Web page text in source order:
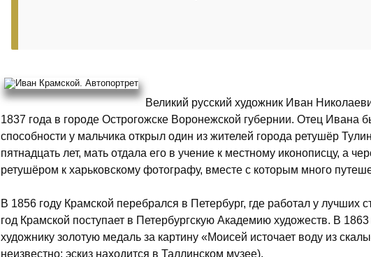
Великий русский художник Иван
1837 года в городе Острогожске Воронежской губернии. Отец Ивана
способности у мальчика открыл один из жителей города ретушёр
пятнадцать лет, мать отдала его в учение к местному иконописцу, а
ретушёром к харьковскому фотографу, вместе с которым много
В 1856 году Крамской перебрался в Петербург, где работал у лучших
год Крамской поступает в Петербургскую Академию художеств. В
художнику золотую медаль за картину «Моисей источает воду из
неизвестно; эскиз находится в Таллинском музее).